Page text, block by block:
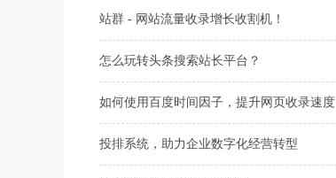
站群 - 网站流量收录增长收割机！
怎么玩转头条搜索站长平台？
如何使用百度时间因子，提升网页收录速度
投排系统，助力企业数字化经营转型